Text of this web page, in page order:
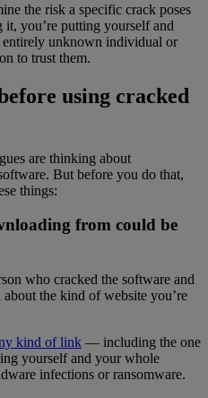
the risk a specific crack poses
you’re putting yourself and
unknown individual or
to trust them.
using cracked
are thinking about
But before you do that,
things:
from could be
who cracked the software and
the kind of website you’re
kind of link — including the one
yourself and your whole
infections or ransomware.